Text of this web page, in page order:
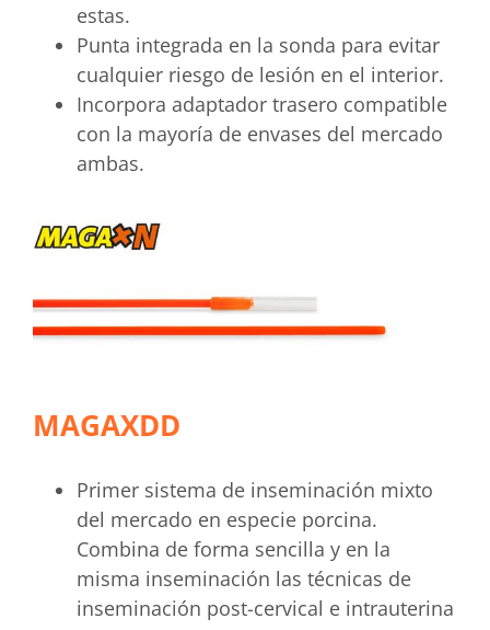
estas.
Punta integrada en la sonda para evitar
cualquier riesgo de lesión en el interior.
Incorpora adaptador trasero compatible
con la mayoría de envases del mercado
ambas.
MAGAXDD
Primer sistema de inseminación mixto
del mercado en especie porcina.
Combina de forma sencilla y en la
misma inseminación las técnicas de
inseminación post-cervical e intrauterina